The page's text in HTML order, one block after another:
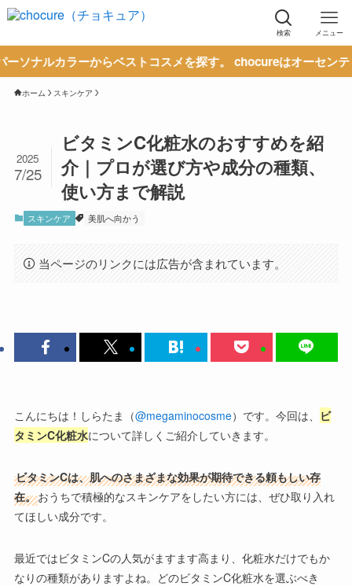
検索 メニュー
からベストコスメを探す。 chocureはオーセンティックな情
ホーム スキンケア
ビタミンC化粧水のおすすめを紹
介｜プロが選び方や成分の種類、
使い方まで解説
2025
7/25
スキンケア 美肌へ向かう
当ページのリンクには広告が含まれています。
こんにちは！しらたま（@megaminocosme）です。今回は、
ビ
タミンC化粧水について詳しくご紹介していきます。
ビタミンCは、肌へのさまざまな効果が期待できる頼もしい存
在。おうちで積極的なスキンケアをしたい方には、ぜひ取り入れ
てほしい成分です。
最近ではビタミンCの人気がますます高まり、化粧水だけでもか
なりの種類がありますよね。どのビタミンC化粧水を選ぶべき